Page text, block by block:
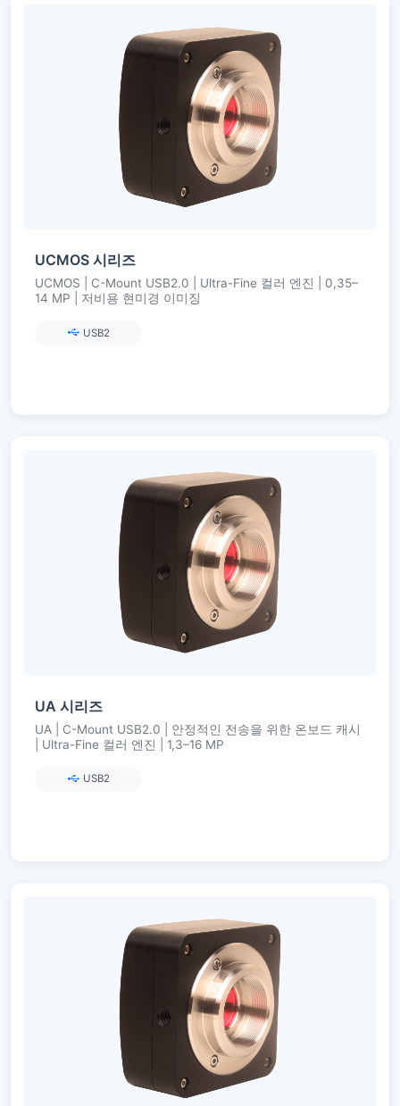
UCMOS 시리즈
UCMOS | C-Mount USB2.0 | Ultra-Fine 컬러 엔진 | 0,35–
14 MP | 저비용 현미경 이미징
USB2
UA 시리즈
UA | C-Mount USB2.0 | 안정적인 전송을 위한 온보드 캐시
| Ultra-Fine 컬러 엔진 | 1,3–16 MP
USB2